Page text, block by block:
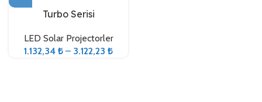
Turbo Serisi
LED Solar Projectorler
1.132,34 ₺ – 3.122,23 ₺